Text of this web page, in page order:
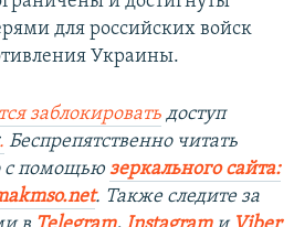
для российских войск
Украины.
заблокировать доступ
. Беспрепятственно читать
помощью зеркального сайта:
net. Также следите за